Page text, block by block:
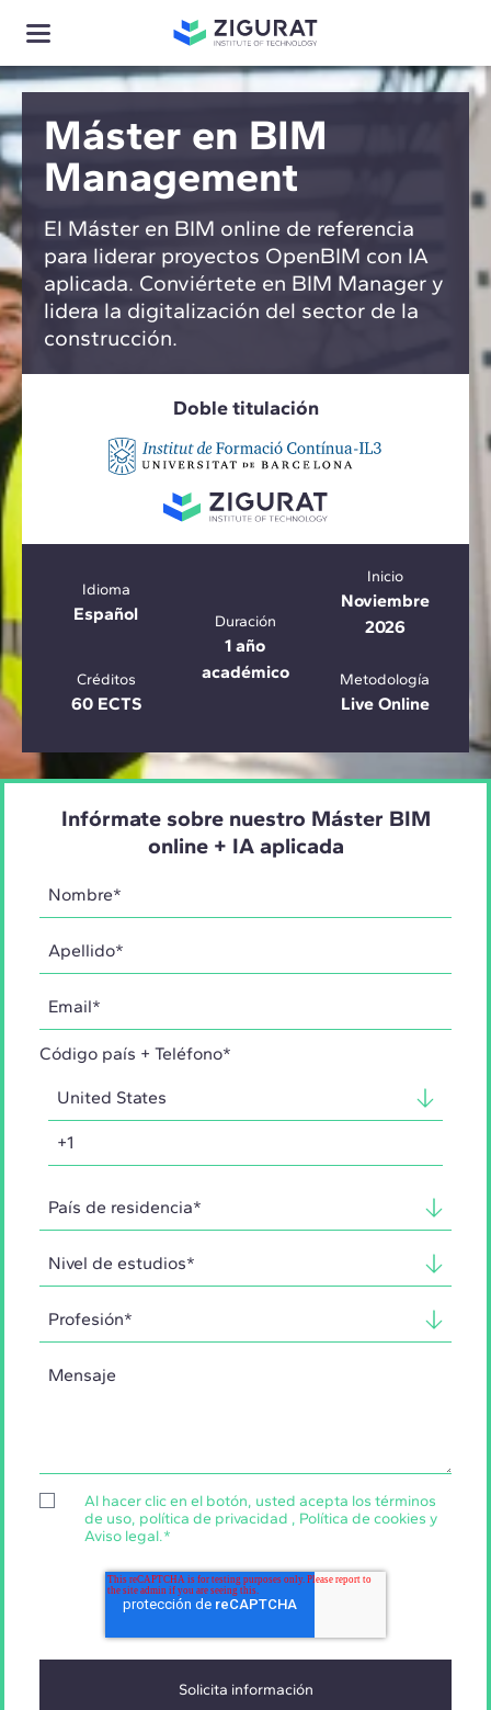
Máster en BIM
Management
El Máster en BIM online de referencia
para liderar proyectos OpenBIM con IA
aplicada. Conviértete en BIM Manager y
lidera la digitalización del sector de la
construcción.
Doble titulación
Idioma
Español Duración
1 año
académico
Inicio
Noviembre
2026
Créditos
60 ECTS
Metodología
Live Online
Infórmate sobre nuestro Máster BIM
online + IA aplicada
Código país + Teléfono*
Al hacer clic en el botón, usted acepta los términos
de uso, política de privacidad , Política de cookies y
Aviso legal.*